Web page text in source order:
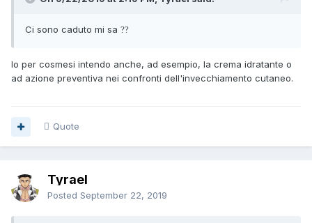
Ci sono caduto mi sa ??
Io per cosmesi intendo anche, ad esempio, la crema idratante o
ad azione preventiva nei confronti dell'invecchiamento cutaneo.
Quote
Tyrael
Posted September 22, 2019